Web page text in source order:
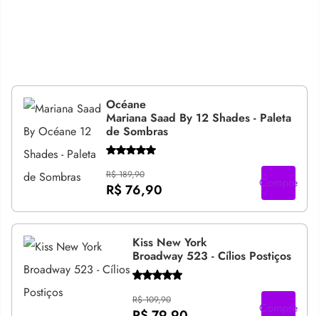
Océane
Mariana Saad By 12 Shades - Paleta
de Sombras
R$ 189,90
R$ 76,90 Compre
Kiss New York
Broadway 523 - Cílios Postiços
R$ 109,90 Compre